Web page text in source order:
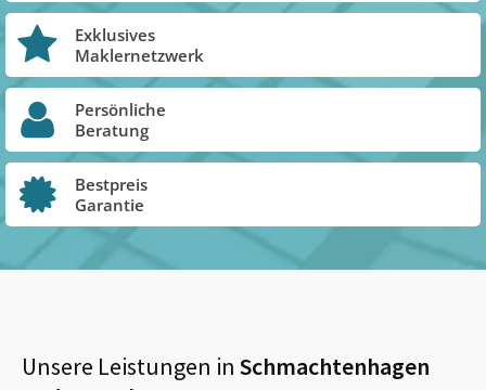
Exklusives
Maklernetzwerk
Persönliche
Beratung
Bestpreis
Garantie
Unsere Leistungen in Schmachtenhagen